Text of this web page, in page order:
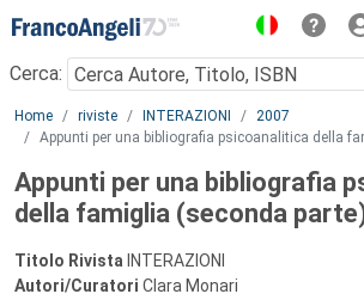
Menu
Cerca:
Main content
Home riviste INTERAZIONI
2007
Appunti per una bibliografia psicoanalitica della
Appunti per una bibliografia
della famiglia (seconda
Titolo Rivista INTERAZIONI
Autori/Curatori Clara Monari